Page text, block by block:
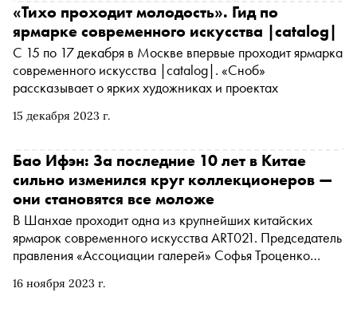
15 декабря 2023 г.
«Тихо проходит молодость». Гид по
ярмарке современного искусства |catalog|
С 15 по 17 декабря в Москве впервые проходит ярмарка
современного искусства |catalog|. «Сноб»
рассказывает о ярких художниках и проектах
16 ноября 2023 г.
Бао Ифэн: За последние 10 лет в Китае
сильно изменился круг коллекционеров —
они становятся все моложе
В Шанхае проходит одна из крупнейших китайских
ярмарок современного искусства ART021. Председатель
правления «Ассоциации галерей» Софья Троценко
также основателем ярмарки JINGART в Пекине и DnA